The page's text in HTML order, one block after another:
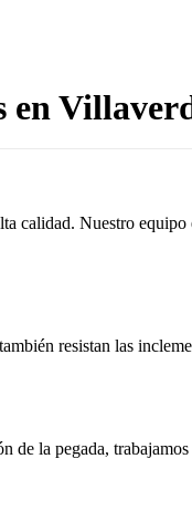
en
calidad. Nuestro
resistan las
la pegada,